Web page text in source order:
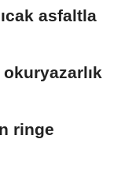
asfaltla
ringe